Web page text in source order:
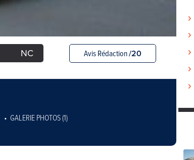
NC Avis Rédaction/20
GALERIE PHOTOS (1)